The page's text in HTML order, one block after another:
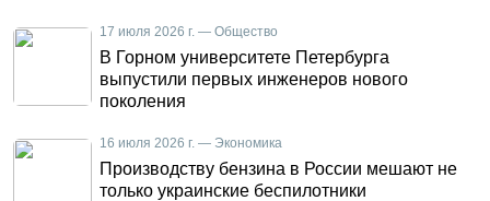
17 июля 2026 г. — Общество
В Горном университете Петербурга
выпустили первых инженеров нового
поколения
16 июля 2026 г. — Экономика
Производству бензина в России мешают не
только украинские беспилотники